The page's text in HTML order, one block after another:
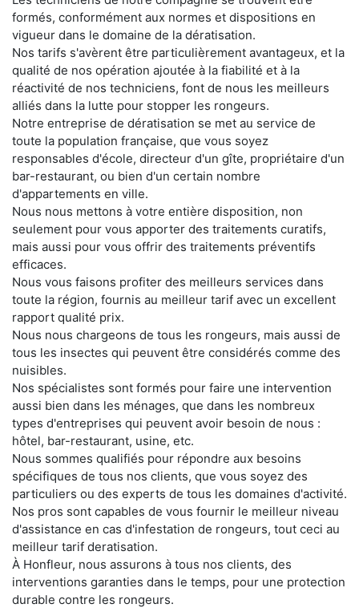
formés, conformément aux normes et dispositions en
vigueur dans le domaine de la dératisation.
Nos tarifs s'avèrent être particulièrement avantageux, et la
qualité de nos opération ajoutée à la fiabilité et à la
réactivité de nos techniciens, font de nous les meilleurs
alliés dans la lutte pour stopper les rongeurs.
Notre entreprise de dératisation se met au service de
toute la population française, que vous soyez
responsables d'école, directeur d'un gîte, propriétaire d'un
bar-restaurant, ou bien d'un certain nombre
d'appartements en ville.
Nous nous mettons à votre entière disposition, non
seulement pour vous apporter des traitements curatifs,
mais aussi pour vous offrir des traitements préventifs
efficaces.
Nous vous faisons profiter des meilleurs services dans
toute la région, fournis au meilleur tarif avec un excellent
rapport qualité prix.
Nous nous chargeons de tous les rongeurs, mais aussi de
tous les insectes qui peuvent être considérés comme des
nuisibles.
Nos spécialistes sont formés pour faire une intervention
aussi bien dans les ménages, que dans les nombreux
types d'entreprises qui peuvent avoir besoin de nous :
hôtel, bar-restaurant, usine, etc.
Nous sommes qualifiés pour répondre aux besoins
spécifiques de tous nos clients, que vous soyez des
particuliers ou des experts de tous les domaines d'activité.
Nos pros sont capables de vous fournir le meilleur niveau
d'assistance en cas d'infestation de rongeurs, tout ceci au
meilleur tarif deratisation.
À Honfleur, nous assurons à tous nos clients, des
interventions garanties dans le temps, pour une protection
durable contre les rongeurs.